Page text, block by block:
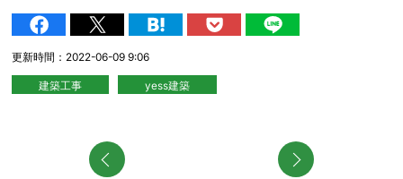
更新時間：2022-06-09 9:06
建築工事 yess建築